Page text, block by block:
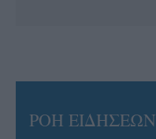
ΡΟΗ ΕΙΔΗΣΕΩΝ